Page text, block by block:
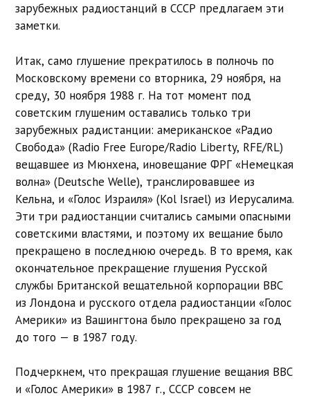
зарубежных радиостанций в СССР предлагаем эти
заметки.
Итак, само глушение прекратилось в полночь по
Московскому времени со вторника, 29 ноября, на
среду, 30 ноября 1988 г. На тот момент под
советским глушеним оставались только три
зарубежных радистанции: американское «Радио
Свобода» (Radio Free Europe/Radio Liberty, RFE/RL)
вещавшее из Мюнхена, иновещание ФРГ «Немецкая
волна» (Deutsche Welle), транслировавшее из
Кельна, и «Голос Израиля» (Kol Israel) из Иерусалима.
Эти три радиостанции считались самыми опасными
советскими властями, и поэтому их вещание было
прекращено в последнюю очередь. В то время, как
окончательное прекращение глушения Русской
службы Британской вещательной корпорации BBC
из Лондона и русского отдела радиостанции «Голос
Америки» из Вашингтона было прекращено за год
до того — в 1987 году.
Подчеркнем, что прекращая глушение вещания BBC
и «Голос Америки» в 1987 г., СССР совсем не